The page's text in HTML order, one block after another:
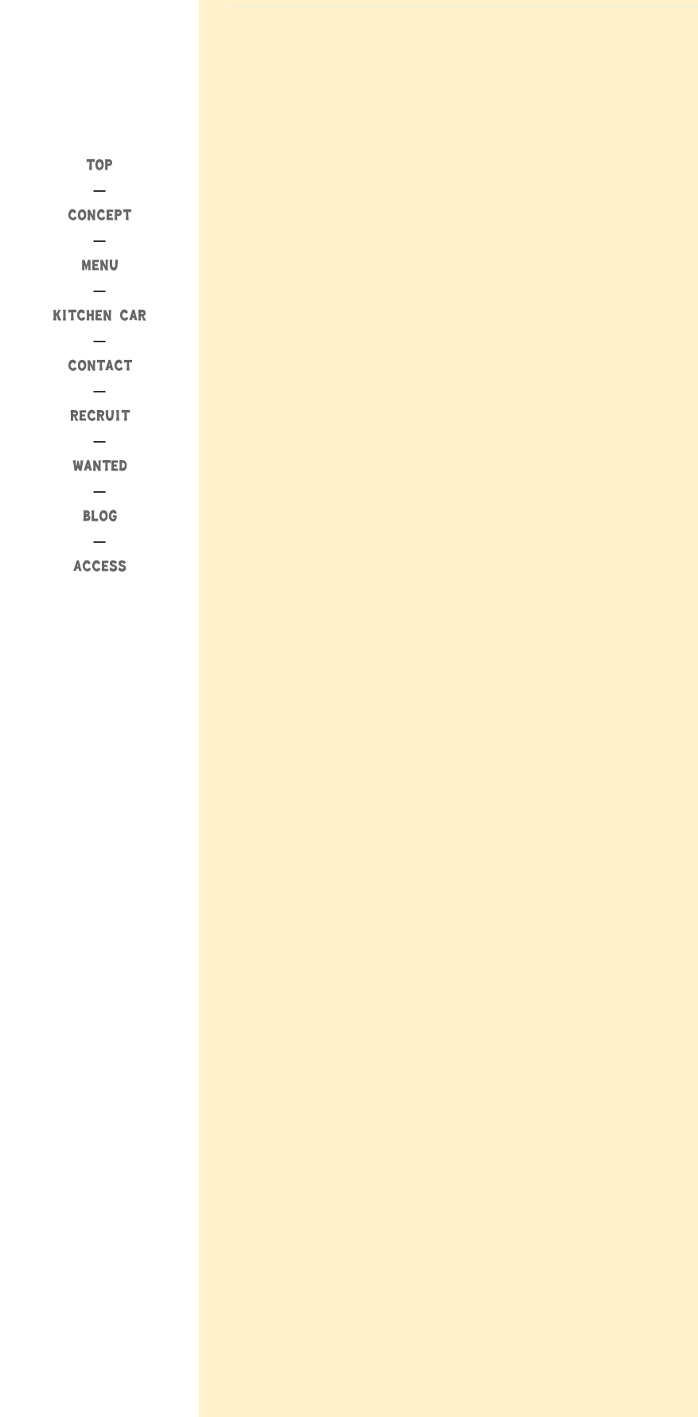
TOP
CONCEPT
MENU
KITCHEN CAR
CONTACT
RECRUIT
WANTED
BLOG
ACCESS